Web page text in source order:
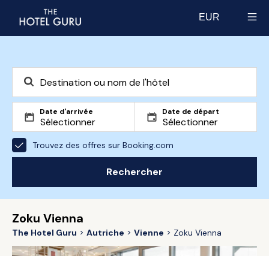
EUR
Date d'arrivée Date de départ
Trouvez des offres sur Booking.com
Rechercher
Zoku Vienna
The Hotel Guru Autriche Vienne Zoku Vienna